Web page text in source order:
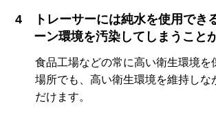
トレーサーには純水を使用でき
ーン環境を汚染してしまうこと
食品工場などの常に高い衛生環境を
場所でも、高い衛生環境を維持しな
だけます。